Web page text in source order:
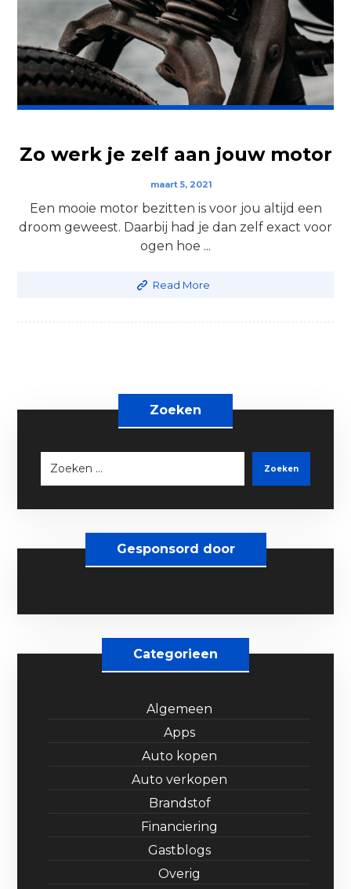
Zo werk je zelf aan jouw motor
maart 5, 2021
Een mooie motor bezitten is voor jou altijd een
droom geweest. Daarbij had je dan zelf exact voor
ogen hoe ...
Read More
Zoeken
Zoeken
Gesponsord door
Categorieen
Algemeen
Apps
Auto kopen
Auto verkopen
Brandstof
Financiering
Gastblogs
Overig